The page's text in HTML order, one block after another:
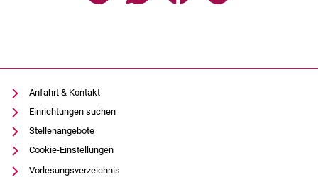
Anfahrt & Kontakt
Einrichtungen suchen
Stellenangebote
Cookie-Einstellungen
Vorlesungsverzeichnis